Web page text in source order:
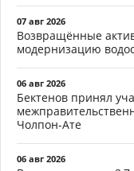
07 авг 2026
Возвращённые
модернизацию
06 авг 2026
Бектенов принял
Чолпон-Ате
06 авг 2026